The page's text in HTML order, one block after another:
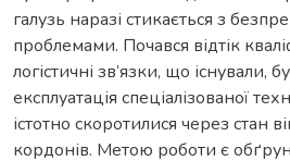
галузь наразі стикається з
проблемами. Почався відтік
логістичні зв’язки, що існували,
експлуатація спеціалізованої
істотно скоротилися через стан
кордонів. Метою роботи є